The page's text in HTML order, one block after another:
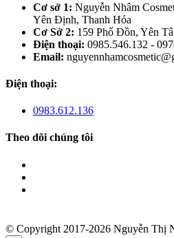
Cơ sở 1: Nguyễn Nhâm
Yên Định, Thanh Hóa
Cơ Sở 2: 159 Phố Đồn, Yên
Điện thoại: 0985.546.132 -
Email:
Điện thoại:
0983.612.136
Theo dõi chúng tôi
© Copyright 2017-2026 Nguyễn Thị